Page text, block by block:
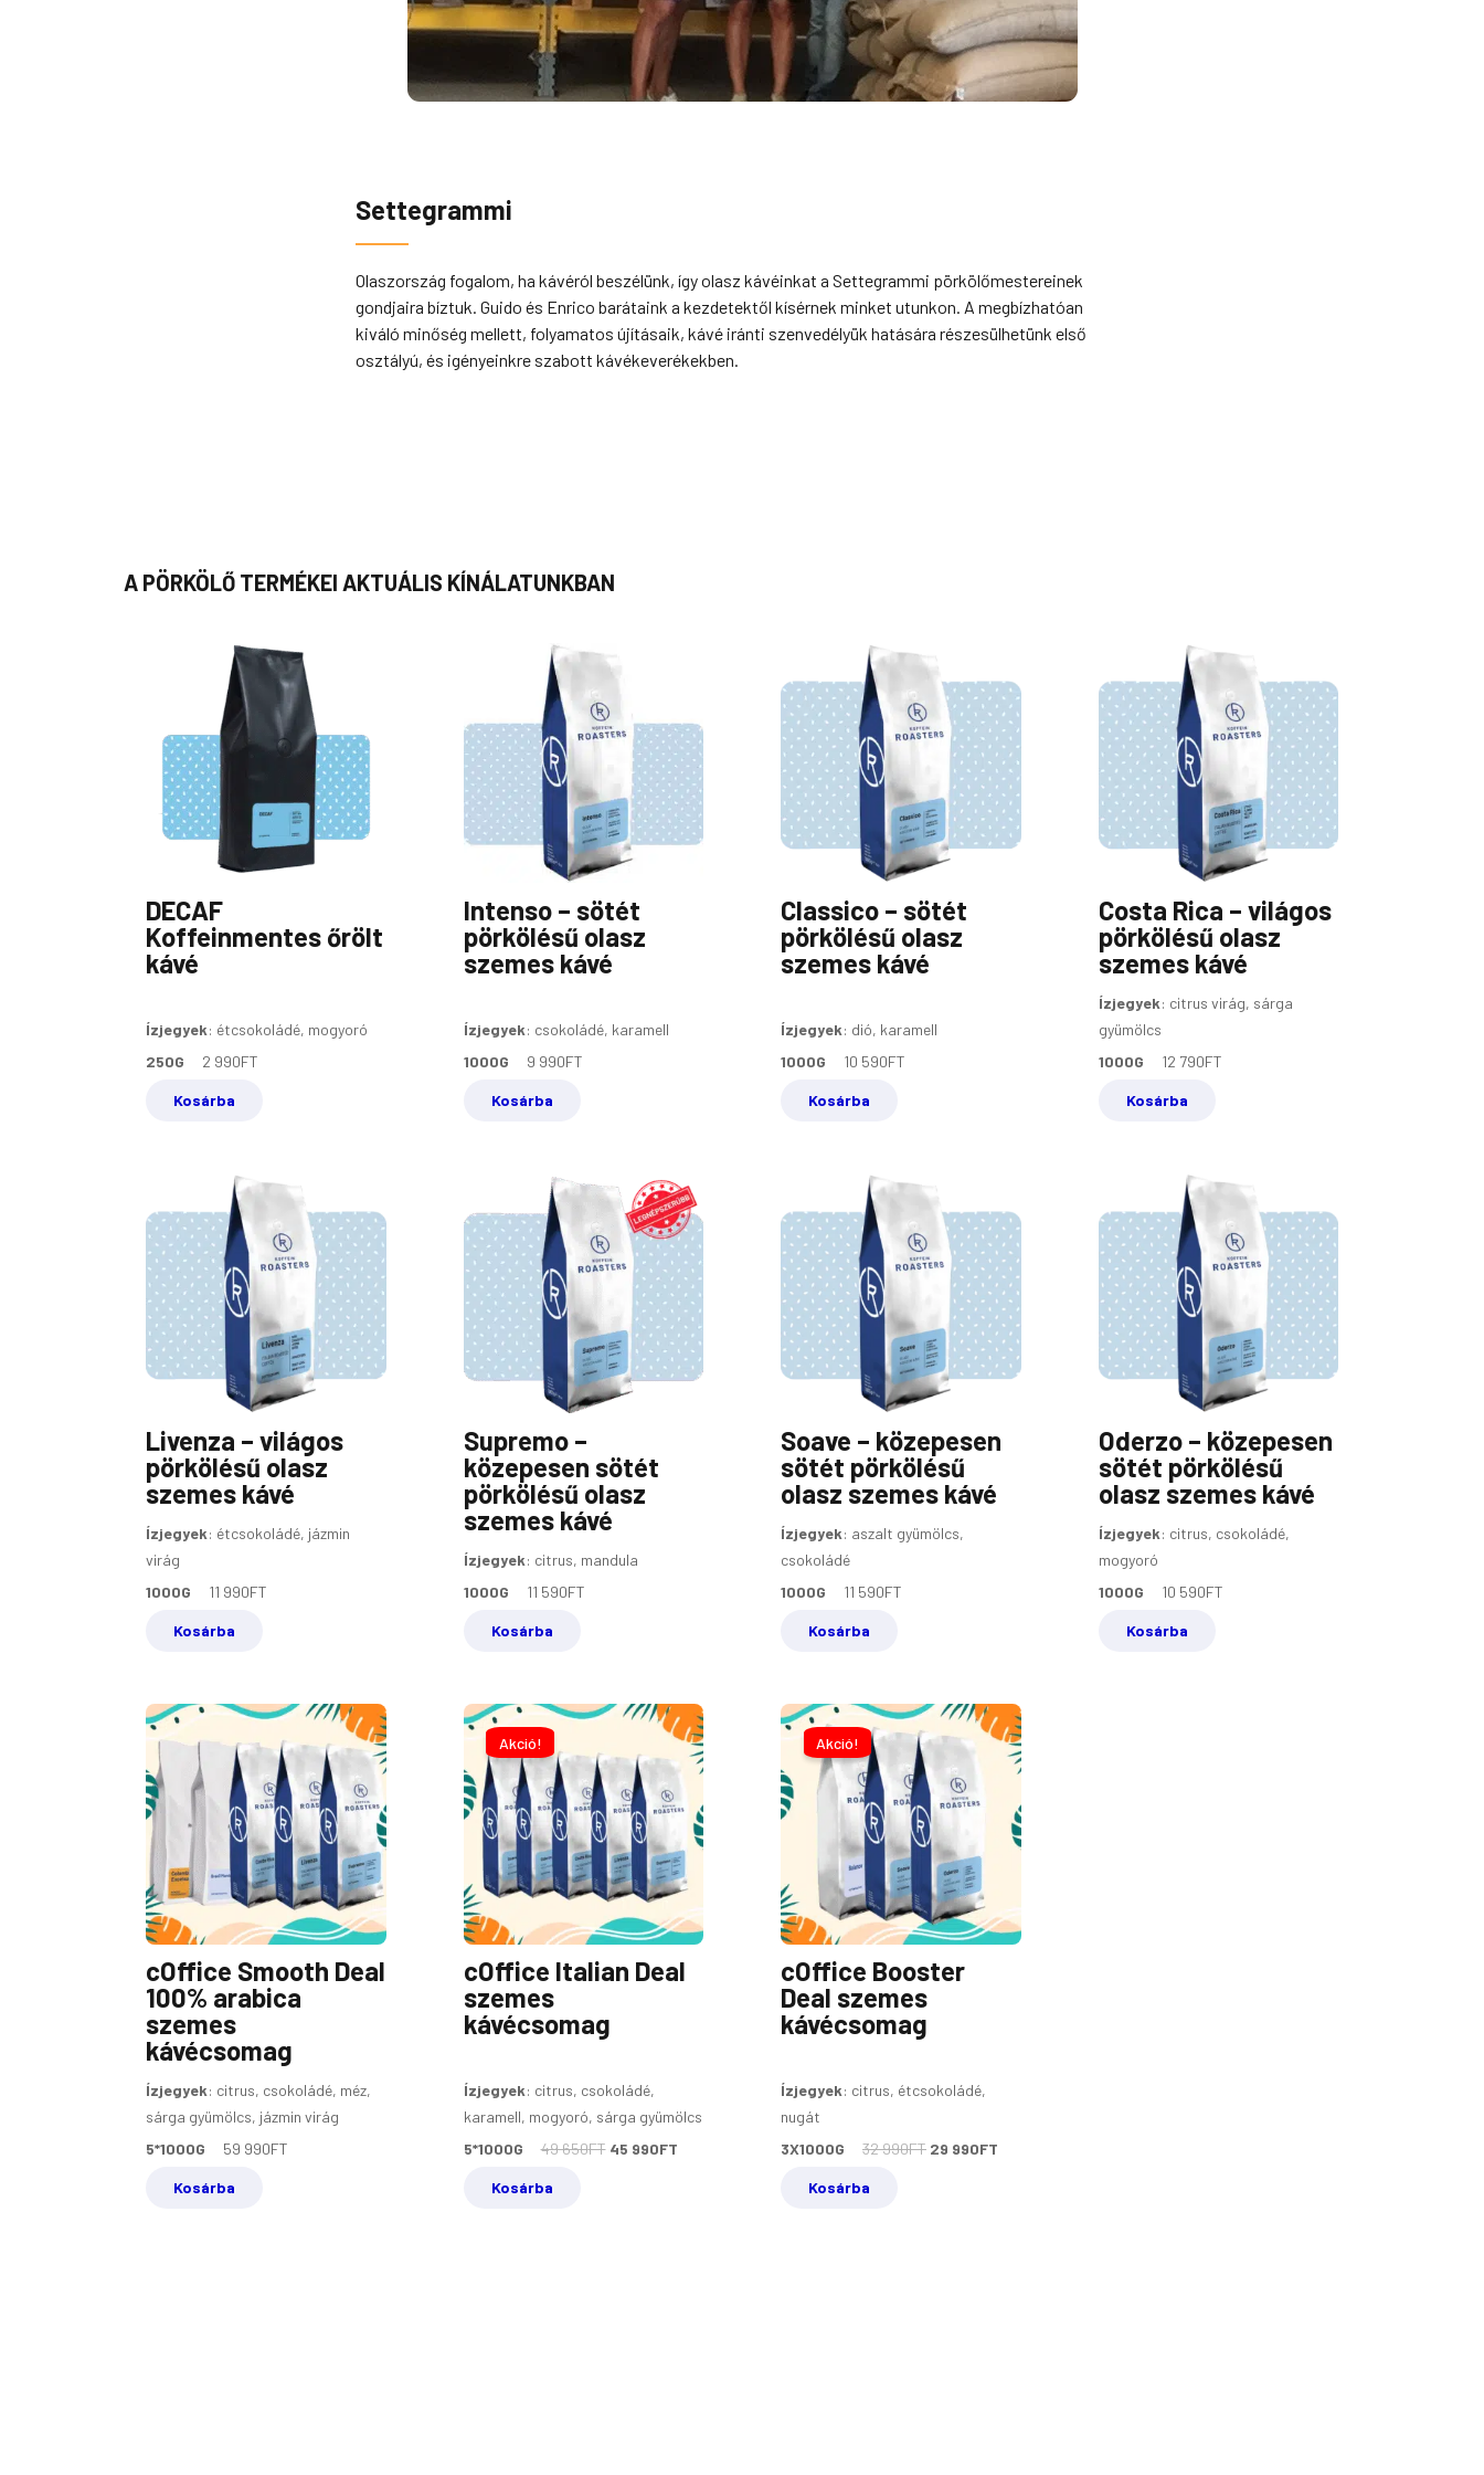
Settegrammi
Olaszország fogalom, ha kávéról beszélünk, így olasz kávéinkat a Settegrammi pörkölőmestereinek
gondjaira bíztuk. Guido és Enrico barátaink a kezdetektől kísérnek minket utunkon. A megbízhatóan
kiváló minőség mellett, folyamatos újításaik, kávé iránti szenvedélyük hatására részesülhetünk első
osztályú, és igényeinkre szabott kávékeverékekben.
A PÖRKÖLŐ TERMÉKEI AKTUÁLIS KÍNÁLATUNKBAN
DECAF
Koffeinmentes őrölt
kávé
Ízjegyek: étcsokoládé, mogyoró
250G
2 990FT
Kosárba
Intenso – sötét
pörkölésű olasz
szemes kávé
Ízjegyek: csokoládé, karamell
1000G
9 990FT
Kosárba
Classico – sötét
pörkölésű olasz
szemes kávé
Ízjegyek: dió, karamell
1000G
10 590FT
Kosárba
Costa Rica – világos
pörkölésű olasz
szemes kávé
Ízjegyek: citrus virág, sárga
gyümölcs
1000G
12 790FT
Kosárba
Livenza – világos
pörkölésű olasz
szemes kávé
Ízjegyek: étcsokoládé, jázmin
virág
1000G
11 990FT
Kosárba
Supremo –
közepesen sötét
pörkölésű olasz
szemes kávé
Ízjegyek: citrus, mandula
1000G
11 590FT
Kosárba
Soave – közepesen
sötét pörkölésű
olasz szemes kávé
Ízjegyek: aszalt gyümölcs,
csokoládé
1000G
11 590FT
Kosárba
Oderzo – közepesen
sötét pörkölésű
olasz szemes kávé
Ízjegyek: citrus, csokoládé,
mogyoró
1000G
10 590FT
Kosárba
cOffice Smooth Deal
100% arabica
szemes
kávécsomag
Ízjegyek: citrus, csokoládé, méz,
sárga gyümölcs, jázmin virág
5*1000G
59 990FT
Kosárba
Akció!
cOffice Italian Deal
szemes
kávécsomag
Ízjegyek: citrus, csokoládé,
karamell, mogyoró, sárga gyümölcs
5*1000G
49 650FT
ORIGINAL
WAS:
650FT.
45 990FT
CURRENT
PRICE
IS:
45
Kosárba
Akció!
cOffice Booster
Deal szemes
kávécsomag
Ízjegyek: citrus, étcsokoládé,
nugát
3X1000G
32 990FT
ORIGINAL
PRICE
990FT.
29 990FT
CURRENT
PRICE
IS:
Kosárba